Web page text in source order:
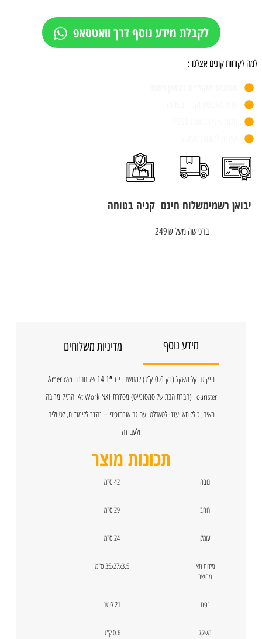
לקבלת מידע נוסף דרך וואטסאפ
למה לקוחות קונים אצלנו :
יבואן רשמימשלוח חינם
ברכישה מעל 249₪
קניה בטוחה
מידע נוסף מדיניות משלוחים
תיק גב קל משקל (רק 0.6 ק”ג) למחשב נייד 14.1″ של חברת American
Tourister (חברת הבת של סמסונייט) מסדרת At Work NXT. התיק מרובה
תאים, כולל תא יעודי לטאבלט ועם גב אורתופדי – נהדר ללימודים, לטיולים
ולעבודה
תכונות מוצר
גובה 42 ס"מ
רוחב 29 ס"מ
עומק 24 ס"מ
מידות תא
מחשב
35x27x3.5 ס"מ
נפח 21 ליטר
משקל 0.6 ק"ג